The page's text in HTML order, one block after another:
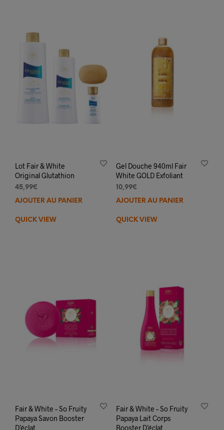
Lot Fair & White
Original Glutathion
45,99€
AJOUTER AU PANIER
QUICK VIEW
Gel Douche 940ml Fair
White GOLD Exfoliant
10,99€
AJOUTER AU PANIER
QUICK VIEW
Fair & White – So Fruity
Papaya Savon Booster
D’éclat
Fair & White – So Fruity
Papaya Lait Corps
Booster D’éclat